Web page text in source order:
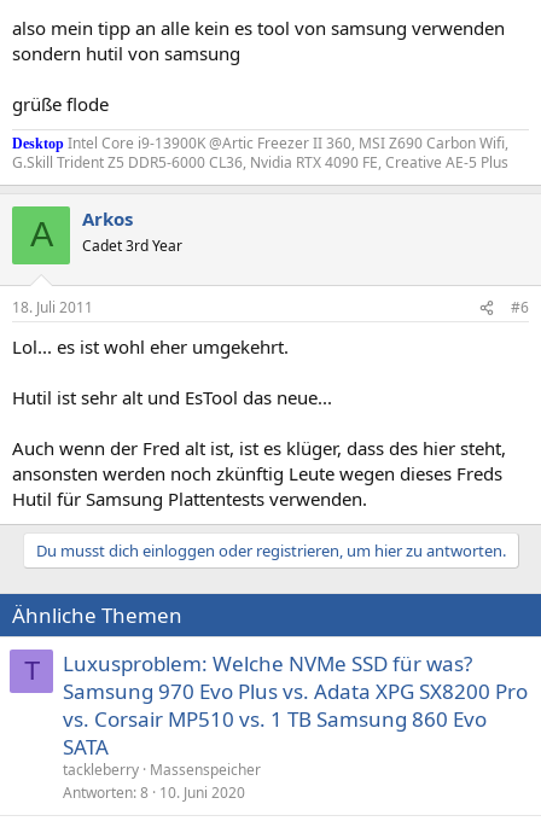
also mein tipp an alle kein es tool von samsung verwenden
sondern hutil von samsung
grüße flode
Desktop Intel Core i9-13900K @Artic Freezer II 360, MSI Z690 Carbon Wifi,
G.Skill Trident Z5 DDR5-6000 CL36, Nvidia RTX 4090 FE, Creative AE-5 Plus
A Arkos
Cadet 3rd Year
18. Juli 2011 #6
Lol... es ist wohl eher umgekehrt.
Hutil ist sehr alt und EsTool das neue...
Auch wenn der Fred alt ist, ist es klüger, dass des hier steht,
ansonsten werden noch zkünftig Leute wegen dieses Freds
Hutil für Samsung Plattentests verwenden.
Du musst dich einloggen oder registrieren, um hier zu antworten.
Ähnliche Themen
T
Luxusproblem: Welche NVMe SSD für was?
Samsung 970 Evo Plus vs. Adata XPG SX8200 Pro
vs. Corsair MP510 vs. 1 TB Samsung 860 Evo
SATA
tackleberry Massenspeicher
Antworten 8 10. Juni 2020